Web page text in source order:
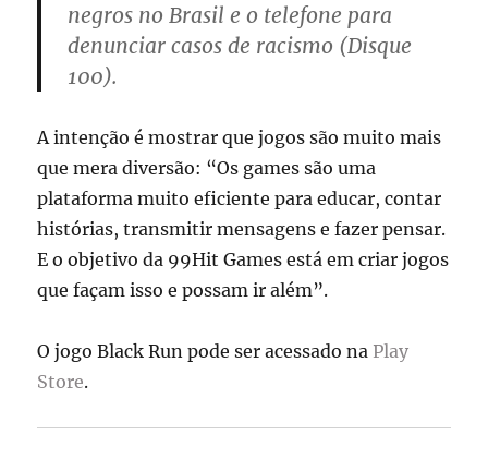
negros no Brasil e o telefone para
denunciar casos de racismo (Disque
100).
A intenção é mostrar que jogos são muito mais
que mera diversão: “Os games são uma
plataforma muito eficiente para educar, contar
histórias, transmitir mensagens e fazer pensar.
E o objetivo da 99Hit Games está em criar jogos
que façam isso e possam ir além”.
O jogo Black Run pode ser acessado na Play
Store.